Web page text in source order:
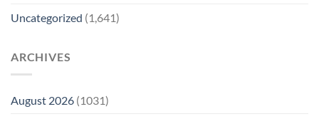
Uncategorized (1,641)
ARCHIVES
August 2026 (1031)